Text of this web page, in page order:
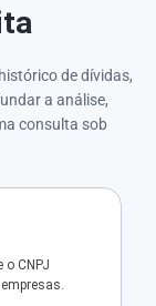
de dívidas,
a análise,
consulta sob
CNPJ